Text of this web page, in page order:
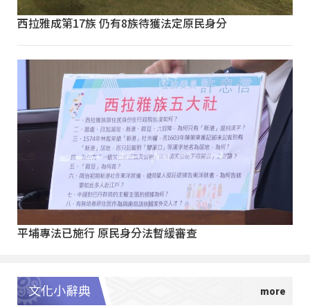
西拉雅成第17族 仍有8族待獲法定原民身分
平埔專法已施行 原民身分法暫緩審查
文化小辭典